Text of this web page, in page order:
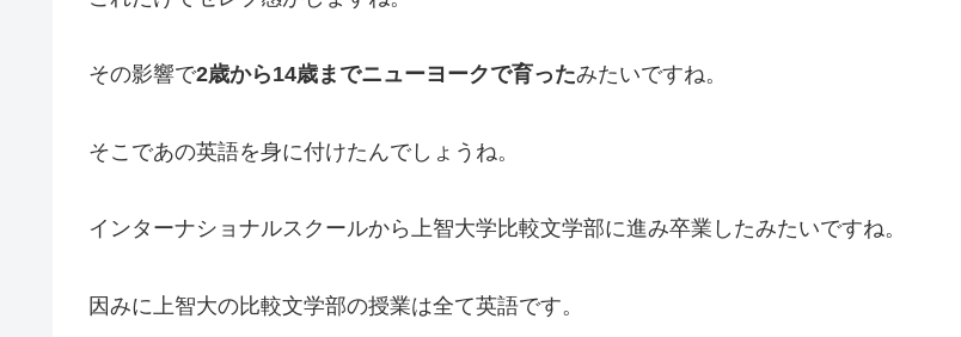
その影響で2歳から14歳までニューヨークで育ったみたいですね。
そこであの英語を身に付けたんでしょうね。
インターナショナルスクールから上智大学比較文学部に進み卒業したみたいですね。
因みに上智大の比較文学部の授業は全て英語です。